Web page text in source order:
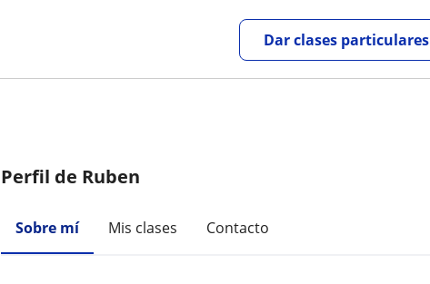
Dar clases particulares
Perfil de Ruben
Sobre mí Mis clases Contacto